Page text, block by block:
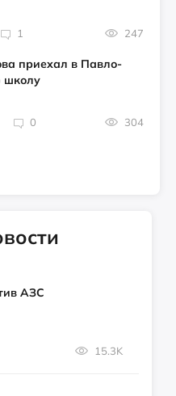
1 247
приехал в Павло-
школу
0 304
АЗС
15.3K